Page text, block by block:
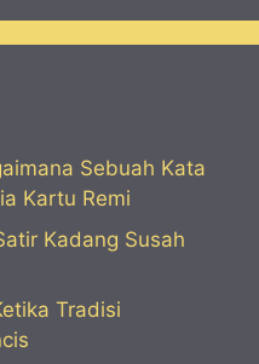
Sebuah Kata
Kartu Remi
Kadang Susah
Tradisi